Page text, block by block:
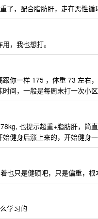
了，配合脂肪肝，走在恶性循
，我也想打。
你一样 175 ，体重 73 左右
间，一般是每周末打一次小
也提示超重+脂肪肝，简
始健身后涨上来的，开始健身
也只是健硕吧，只是偏重，
学习的